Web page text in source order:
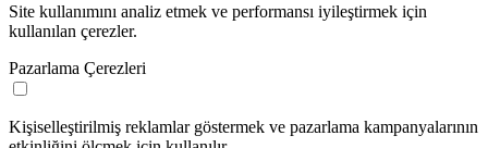
Site kullanımını analiz etmek ve performansı iyileştirmek için
kullanılan çerezler.
Pazarlama Çerezleri
Kişiselleştirilmiş reklamlar göstermek ve pazarlama kampanyalarının